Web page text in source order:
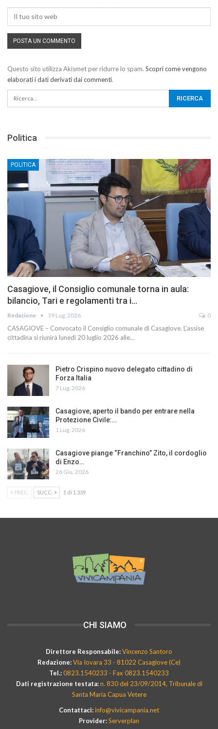
Questo sito utilizza Akismet per ridurre lo spam. Scopri come vengono
elaborati i dati derivati dai commenti.
Politica
POLITICA
Casagiove, il Consiglio comunale torna in aula:
bilancio, Tari e regolamenti tra i…
Redazione 19 Lug, 2026 0
CASAGIOVE – Convocato il Consiglio comunale di Casagiove. L'assise
cittadina si riunirà lunedì 20 luglio 2026 alle…
Pietro Crispino nuovo delegato cittadino di
Forza Italia
7 Lug, 2026
Casagiove, aperto il bando per entrare nella
Protezione Civile:…
1 Lug, 2026
Casagiove piange “Franchino” Zito, il cordoglio
di Enzo…
26 Giu, 2026
PREC. SUCC. 1 di 1.339
CHI SIAMO
Direttore Responsabile:Vincenzo Santoro
Redazione:Via Iovara 33 - 81022 Casagiove (Ce)
Tel.:0823.1540233 - Fax 0823.1540233
Dati registrazione testata:n. 830 del 23/09/2014, Tribunale di
Santa Maria Capua Vetere
Contattaci:info@vivicampania.net
Provider:Serverplan